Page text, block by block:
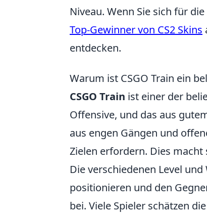
Niveau. Wenn Sie sich für
Top-Gewinner von CS2 Skins
entdecken.
Warum ist CSGO Train ein
CSGO Train ist einer der
Offensive, und das aus
aus engen Gängen und
Zielen erfordern. Dies
Die verschiedenen Level
positionieren und den
bei. Viele Spieler schätzen